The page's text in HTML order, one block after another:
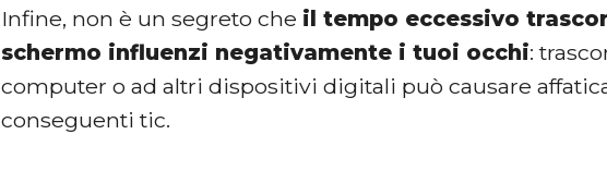
Infine, non è un segreto che il tempo eccessivo
schermo influenzi negativamente i tuoi occhi:
computer o ad altri dispositivi digitali può causare
conseguenti tic.